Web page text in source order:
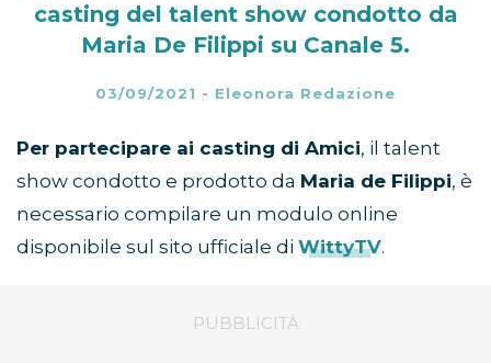
casting del talent show condotto da
Maria De Filippi su Canale 5.
03/09/2021 - Eleonora Redazione
Per partecipare ai casting di Amici, il talent
show condotto e prodotto da Maria de Filippi, è
necessario compilare un modulo online
disponibile sul sito ufficiale di WittyTV.